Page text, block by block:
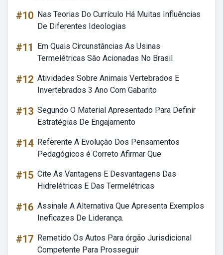
#10 Nas Teorias Do Currículo Há Muitas Influências
De Diferentes Ideologias
#11
Em Quais Circunstâncias As Usinas
Termelétricas São Acionadas No Brasil
#12 Atividades Sobre Animais Vertebrados E
Invertebrados 3 Ano Com Gabarito
#13 Segundo O Material Apresentado Para Definir
Estratégias De Engajamento
#14 Referente A Evolução Dos Pensamentos
Pedagógicos é Correto Afirmar Que
#15 Cite As Vantagens E Desvantagens Das
Hidrelétricas E Das Termelétricas
#16 Assinale A Alternativa Que Apresenta Exemplos
Ineficazes De Liderança.
#17 Remetido Os Autos Para órgão Jurisdicional
Competente Para Prosseguir